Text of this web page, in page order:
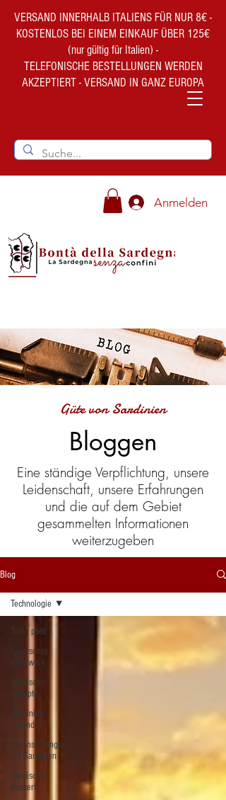
VERSAND INNERHALB ITALIENS FÜR NUR 8€ -
KOSTENLOS BEI EINEM EINKAUF ÜBER 125€
(nur gültig für Italien) -
TELEFONISCHE BESTELLUNGEN WERDEN
AKZEPTIERT - VERSAND IN GANZ EUROPA
Anmelden
Güte von Sardinien
Bloggen
Eine ständige Verpflichtung, unsere
Leidenschaft, unsere Erfahrungen
und die auf dem Gebiet
gesammelten Informationen
weiterzugeben
Blog
Tutti i post
Sardisches
Handwerk
Sardische
Rezepte
Sardinien
erkunden
Veranstaltungen
auf Sardinien
Sardischer
Desserts
Technologie